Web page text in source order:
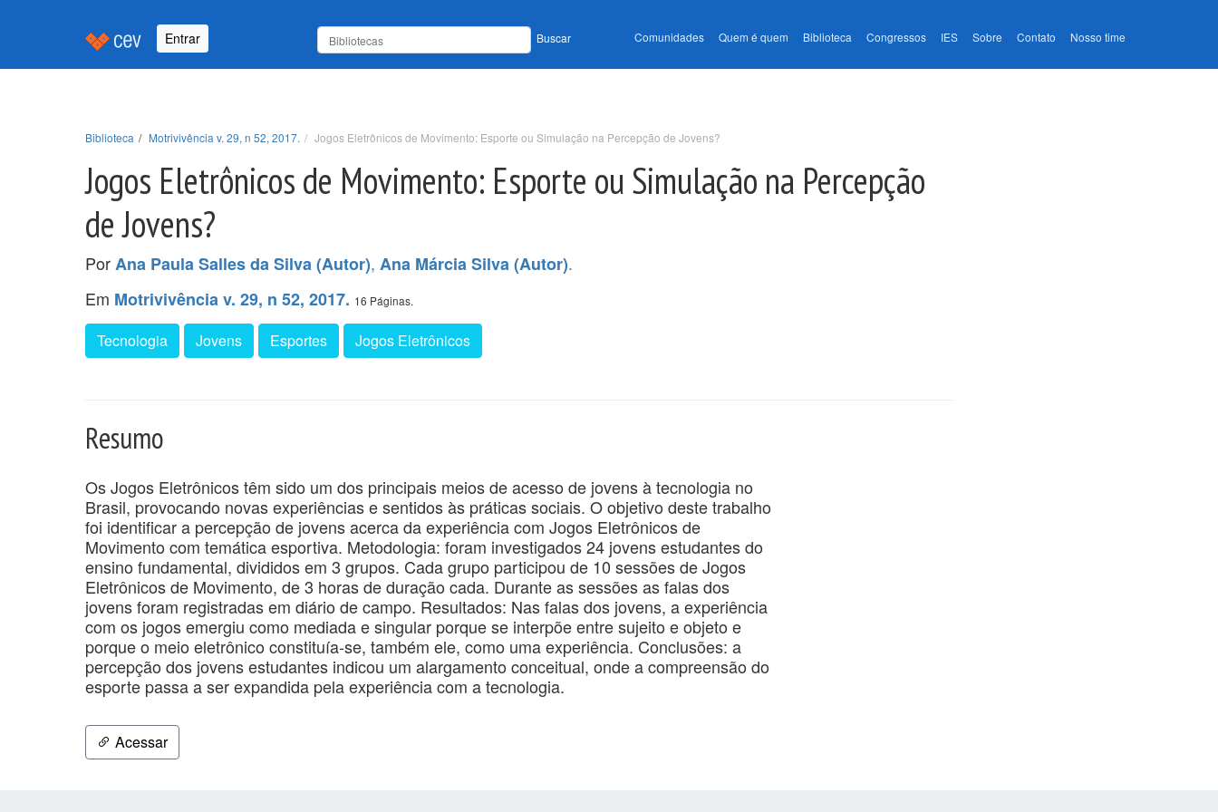
Entrar Buscar Comunidades Quem é quem Biblioteca Congressos IES Sobre Contato Nosso time
Biblioteca Motrivivência v. 29, n 52, 2017. Jogos Eletrônicos de Movimento: Esporte ou Simulação na Percepção de Jovens?
Jogos Eletrônicos de Movimento: Esporte ou Simulação na Percepção
de Jovens?
PorAna Paula Salles da Silva (Autor), Ana Márcia Silva (Autor).
Em Motrivivência v. 29, n 52, 2017. 16 Páginas.
Tecnologia Jovens Esportes Jogos Eletrônicos
Resumo
Os Jogos Eletrônicos têm sido um dos principais meios de acesso de jovens à tecnologia no
Brasil, provocando novas experiências e sentidos às práticas sociais. O objetivo deste trabalho
foi identificar a percepção de jovens acerca da experiência com Jogos Eletrônicos de
Movimento com temática esportiva. Metodologia: foram investigados 24 jovens estudantes do
ensino fundamental, divididos em 3 grupos. Cada grupo participou de 10 sessões de Jogos
Eletrônicos de Movimento, de 3 horas de duração cada. Durante as sessões as falas dos
jovens foram registradas em diário de campo. Resultados: Nas falas dos jovens, a experiência
com os jogos emergiu como mediada e singular porque se interpõe entre sujeito e objeto e
porque o meio eletrônico constituía-se, também ele, como uma experiência. Conclusões: a
percepção dos jovens estudantes indicou um alargamento conceitual, onde a compreensão do
esporte passa a ser expandida pela experiência com a tecnologia.
Acessar